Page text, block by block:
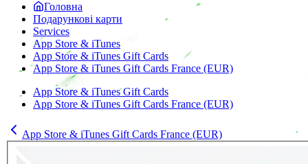
Головна
Подарункові карти
Services
App Store & iTunes
App Store & iTunes Gift Cards
App Store & iTunes Gift Cards France (EUR)
App Store & iTunes Gift Cards
App Store & iTunes Gift Cards France (EUR)
App Store & iTunes Gift Cards France (EUR)